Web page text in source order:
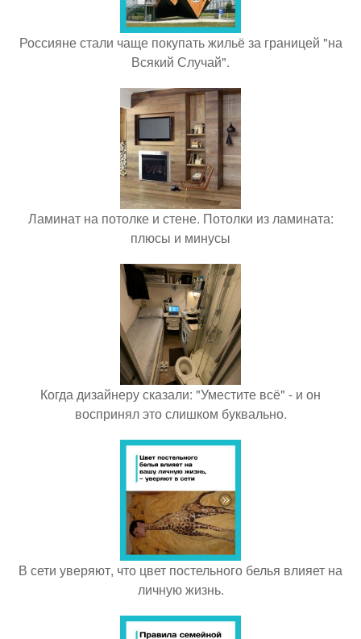
Россияне стали чаще покупать жильё за границей "на
Всякий Случай".
Ламинат на потолке и стене. Потолки из ламината:
плюсы и минусы
Когда дизайнеру сказали: "Уместите всё" - и он
воспринял это слишком буквально.
В сети уверяют, что цвет постельного белья влияет на
личную жизнь.